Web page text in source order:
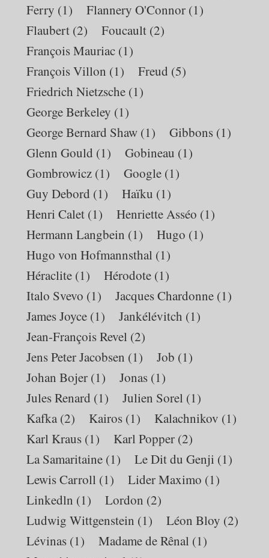
Ferry (1) Flannery O'Connor (1)
Flaubert (2) Foucault (2)
François Mauriac (1)
François Villon (1) Freud (5)
Friedrich Nietzsche (1)
George Berkeley (1)
George Bernard Shaw (1) Gibbons (1)
Glenn Gould (1) Gobineau (1)
Gombrowicz (1) Google (1)
Guy Debord (1) Haïku (1)
Henri Calet (1) Henriette Asséo (1)
Hermann Langbein (1) Hugo (1)
Hugo von Hofmannsthal (1)
Héraclite (1) Hérodote (1)
Italo Svevo (1) Jacques Chardonne (1)
James Joyce (1) Jankélévitch (1)
Jean-François Revel (2)
Jens Peter Jacobsen (1) Job (1)
Johan Bojer (1) Jonas (1)
Jules Renard (1) Julien Sorel (1)
Kafka (2) Kairos (1) Kalachnikov (1)
Karl Kraus (1) Karl Popper (2)
La Samaritaine (1) Le Dit du Genji (1)
Lewis Carroll (1) Lider Maximo (1)
Linkedln (1) Lordon (2)
Ludwig Wittgenstein (1) Léon Bloy (2)
Lévinas (1) Madame de Rênal (1)